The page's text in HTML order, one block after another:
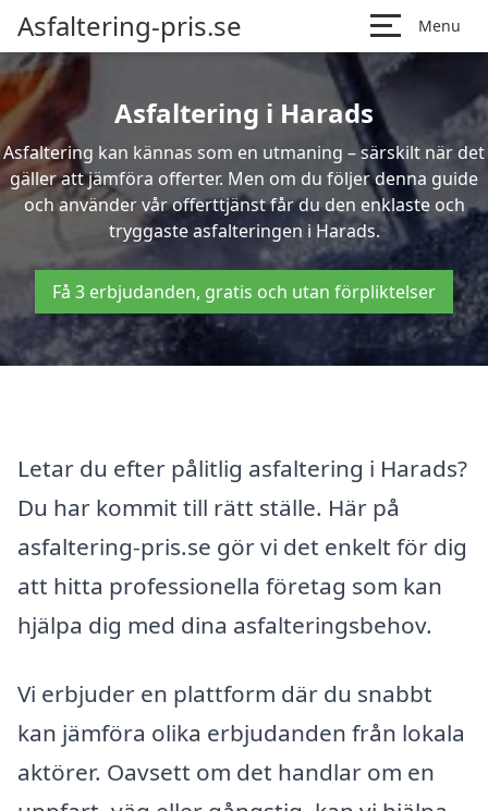
Asfaltering-pris.se Menu
Asfaltering i Harads
Asfaltering kan kännas som en utmaning – särskilt när det
gäller att jämföra offerter. Men om du följer denna guide
och använder vår offerttjänst får du den enklaste och
tryggaste asfalteringen i Harads.
Få 3 erbjudanden, gratis och utan förpliktelser
Letar du efter pålitlig asfaltering i Harads?
Du har kommit till rätt ställe. Här på
asfaltering-pris.se gör vi det enkelt för dig
att hitta professionella företag som kan
hjälpa dig med dina asfalteringsbehov.
Vi erbjuder en plattform där du snabbt
kan jämföra olika erbjudanden från lokala
aktörer. Oavsett om det handlar om en